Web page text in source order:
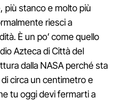
più stanco e molto più
riesci a
È un po’ come quello
Azteca di Città del
dalla NASA perché sta
circa un centimetro e
tu oggi devi fermarti a